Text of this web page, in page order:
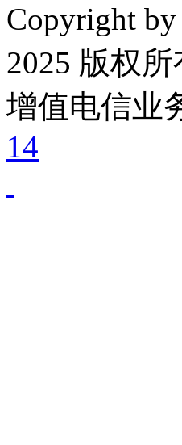
Copyright
2025 版权所
增值电信业
14